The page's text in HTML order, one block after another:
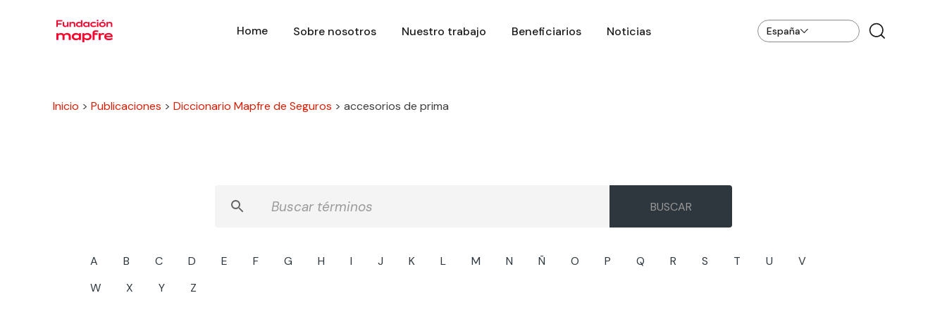
Home Sobre nosotros Nuestro trabajo Beneficiarios Noticias España
Inicio > Publicaciones > Diccionario Mapfre de Seguros > accesorios de prima
A B C D E F G H I J K L M N Ñ O P Q R S T U
V
W
X Y Z